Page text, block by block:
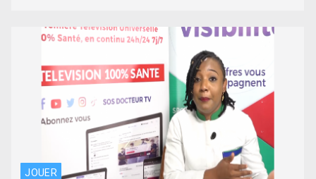
JOUER